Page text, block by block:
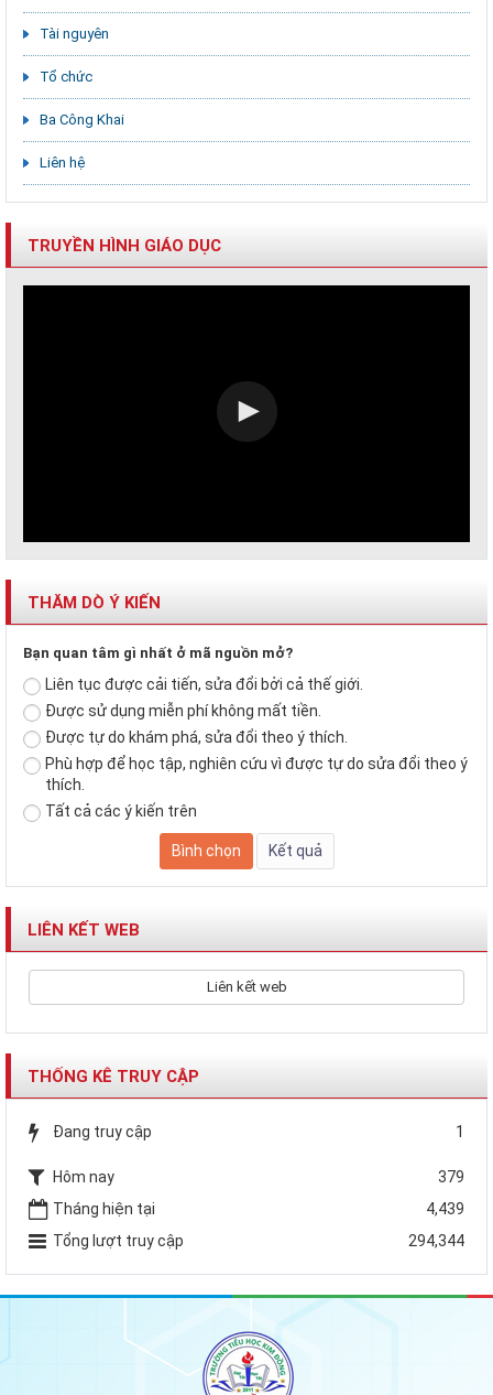
Tài nguyên
Tổ chức
Ba Công Khai
Liên hệ
TRUYỀN HÌNH GIÁO DỤC
THĂM DÒ Ý KIẾN
Bạn quan tâm gì nhất ở mã nguồn mở?
Liên tục được cải tiến, sửa đổi bởi cả thế giới.
Được sử dụng miễn phí không mất tiền.
Được tự do khám phá, sửa đổi theo ý thích.
Phù hợp để học tập, nghiên cứu vì được tự do sửa đổi theo ý
thích.
Tất cả các ý kiến trên
LIÊN KẾT WEB
Liên kết web
THỐNG KÊ TRUY CẬP
Đang truy cập 1
Hôm nay
379
Tháng hiện tại
4,439
Tổng lượt truy cập
294,344